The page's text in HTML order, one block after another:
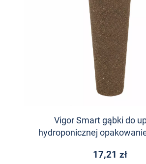
Vigor Smart gąbki do
hydroponicznej
17,21 zł